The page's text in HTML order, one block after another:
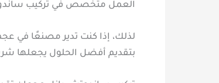
العمل متخصص في تركيب
لذلك، إذا كنت تدير مصنعًا في
بتقديم أفضل الحلول يجعلها